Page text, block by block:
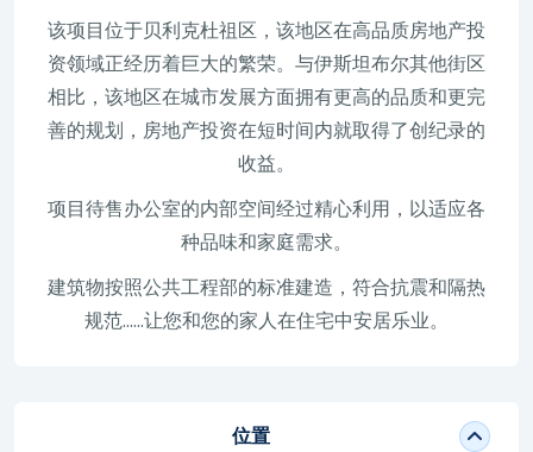
该项目位于贝利克杜祖区，该地区在高品质房地产投
资领域正经历着巨大的繁荣。与伊斯坦布尔其他街区
相比，该地区在城市发展方面拥有更高的品质和更完
善的规划，房地产投资在短时间内就取得了创纪录的
收益。
项目待售办公室的内部空间经过精心利用，以适应各
种品味和家庭需求。
建筑物按照公共工程部的标准建造，符合抗震和隔热
规范……让您和您的家人在住宅中安居乐业。
位置